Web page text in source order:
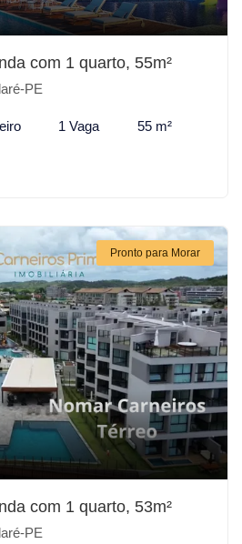
com 1 quarto, 55m²
PE
1 Vaga 55 m²
Pronto para Morar
com 1 quarto, 53m²
PE